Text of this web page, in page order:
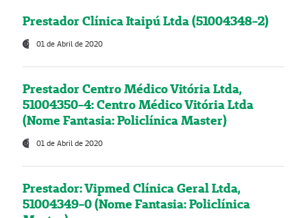
Prestador Clínica Itaipú Ltda (51004348-2)
01 de Abril de 2020
Prestador Centro Médico Vitória Ltda,
51004350-4: Centro Médico Vitória Ltda
(Nome Fantasia: Policlínica Master)
01 de Abril de 2020
Prestador: Vipmed Clínica Geral Ltda,
51004349-0 (Nome Fantasia: Policlínica